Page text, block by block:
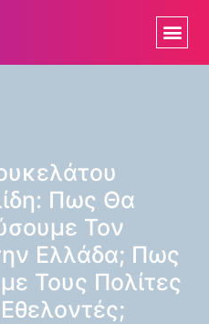
Πως Θα
Τον
Ελλάδα; Πως
Τους Πολίτες